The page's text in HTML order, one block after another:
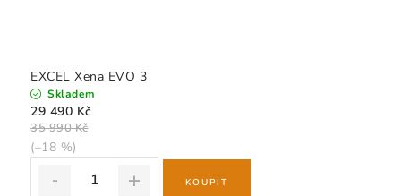
EXCEL Xena EVO 3
Skladem
29 490 Kč
35 990 Kč
(–18 %)